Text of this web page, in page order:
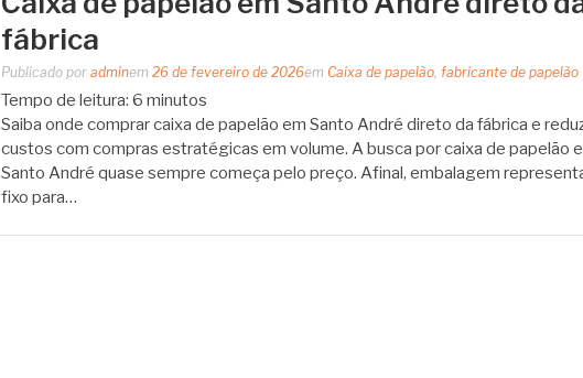
fábrica
Publicado por adminem 26 de fevereiro de 2026em Caixa de papelão, fabricante de papelão
Tempo de leitura: 6 minutos
Saiba onde comprar caixa de papelão em Santo André direto da fábrica e
custos com compras estratégicas em volume. A busca por caixa de papelão
Santo André quase sempre começa pelo preço. Afinal, embalagem
fixo para…